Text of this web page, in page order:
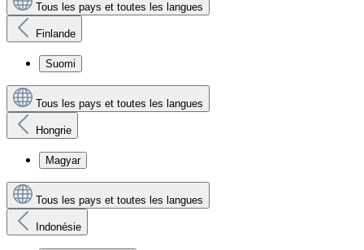
Tous les pays et toutes les langues
Finlande
Suomi
Tous les pays et toutes les langues
Hongrie
Magyar
Tous les pays et toutes les langues
Indonésie